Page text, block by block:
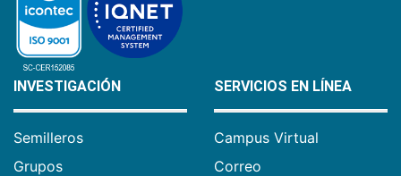
INVESTIGACIÓN
Semilleros
Grupos
SERVICIOS EN LÍNEA
Campus Virtual
Correo